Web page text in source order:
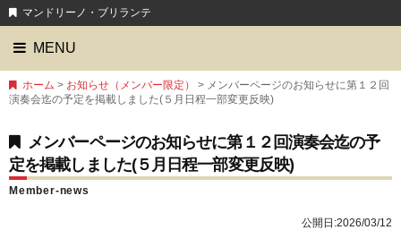
マンドリーノ・ブリランテ
MENU
ホーム > お知らせ（メンバー限定）
> メンバーページのお知らせに第１２回
演奏会迄の予定を掲載しました(５月日程一部変更反映)
メンバーページのお知らせに第１２回演奏会迄の予
定を掲載しました(５月日程一部変更反映)
Member-news
公開日:2026/03/12